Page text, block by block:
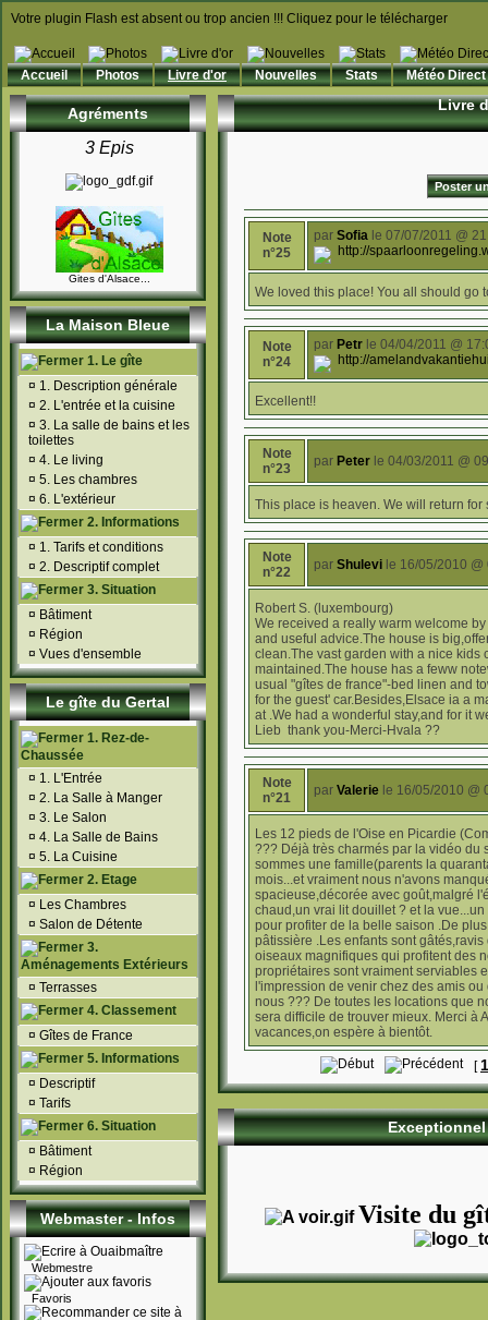
Votre plugin Flash est absent ou trop ancien !!! Cliquez pour le télécharger
Accueil Photos Livre d'or Nouvelles Stats Météo Direct
Agréments
3 Epis
Gites d'Alsace...
La Maison Bleue
1. Le gîte
¤ 1. Description générale
¤ 2. L'entrée et la cuisine
¤ 3. La salle de bains et les
toilettes
¤ 4. Le living
¤ 5. Les chambres
¤ 6. L'extérieur
2. Informations
¤ 1. Tarifs et conditions
¤ 2. Descriptif complet
3. Situation
¤ Bâtiment
¤ Région
¤ Vues d'ensemble
Le gîte du Gertal
1. Rez-de-
Chaussée
¤ 1. L'Entrée
¤ 2. La Salle à Manger
¤ 3. Le Salon
¤ 4. La Salle de Bains
¤ 5. La Cuisine
2. Etage
¤ Les Chambres
¤ Salon de Détente
3.
Aménagements Extérieurs
¤ Terrasses
4. Classement
¤ Gîtes de France
5. Informations
¤ Descriptif
¤ Tarifs
6. Situation
¤ Bâtiment
¤ Région
Webmaster - Infos
Webmestre
Favoris
Livre
Poster
Note
n°25
par Sofia le 07/07/2011 @
http://
We loved this place! You all should go
Note
n°24
par Petr le 04/04/2011 @
http://
Excellent!!
Note
n°23
par Peter le 04/03/2011 @
This place is heaven. We will return for
Note
n°22
par Shulevi le 16/05/2010 @
Robert S. (luxembourg)
We received a really warm welcome
and useful advice.The house is
clean.The vast garden with a nice kids
maintained.The house has a feww
usual "gîtes de france"-bed linen and
for the guest' car.Besides,Elsace ia a
at .We had a wonderful stay,and for it
Lieb thank you-Merci-Hvala ??
Note
n°21
par Valerie le 16/05/2010 @
Les 12 pieds de l'Oise en Picardie
??? Déjà très charmés par la vidéo du
sommes une famille(parents la
mois...et vraiment nous n'avons
spacieuse,décorée avec goût,malgré
chaud,un vrai lit douillet ? et la
pour profiter de la belle saison .De
pâtissière .Les enfants sont
oiseaux magnifiques qui profitent des
propriétaires sont vraiment serviables
l'impression de venir chez des amis
nous ??? De toutes les locations que
sera difficile de trouver mieux. Merci à
vacances,on espère à bientôt.
[ 1
Visite du